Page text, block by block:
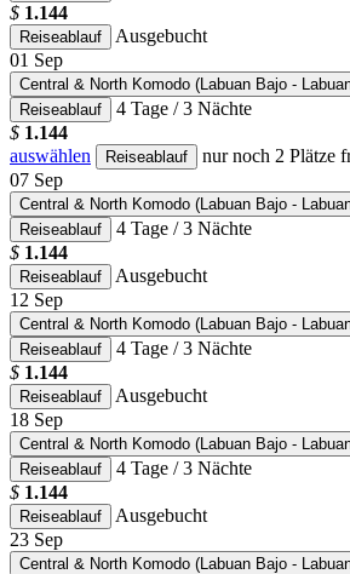
$ 1.144
Reiseablauf
Ausgebucht
01 Sep
Central & North Komodo (Labuan Bajo -
Reiseablauf
4 Tage / 3 Nächte
$ 1.144
auswählen
Reiseablauf
nur noch 2 Plätze
07 Sep
Central & North Komodo (Labuan Bajo -
Reiseablauf
4 Tage / 3 Nächte
$ 1.144
Reiseablauf
Ausgebucht
12 Sep
Central & North Komodo (Labuan Bajo -
Reiseablauf
4 Tage / 3 Nächte
$ 1.144
Reiseablauf
Ausgebucht
18 Sep
Central & North Komodo (Labuan Bajo -
Reiseablauf
4 Tage / 3 Nächte
$ 1.144
Reiseablauf
Ausgebucht
23 Sep
Central & North Komodo (Labuan Bajo -